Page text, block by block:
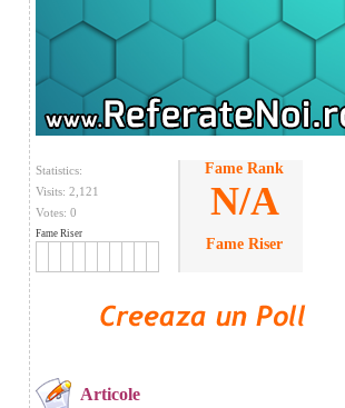
Statistics:
Visits: 2,121
Votes: 0
Fame Riser
Fame Rank
N/A
Fame Riser
Articole